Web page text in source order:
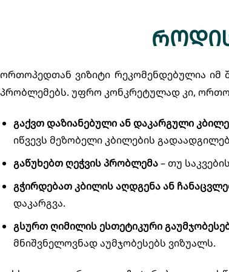
ორთოპედთან ვიზიტი რეკომენდებულია იმ
პრობლემებს. უფრო კონკრეტულად კი,
გაქვთ დაზიანებული ან დაკარგული
იწვევს მეზობელი კბილების
გაწუხებთ ღეჭვის პრობლემა– თუ
გჭირდებათ კბილის აღდგენა ან
დაკარგვა.
გსურთ ღიმილის ესთეტიკური
მნიშვნელოვნად აუმჯობესებს ვიზუალს.